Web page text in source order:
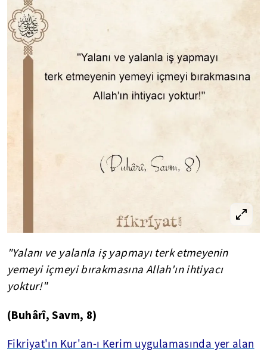
"Yalanı ve yalanla iş yapmayı terk etmeyenin
yemeyi içmeyi bırakmasına Allah'ın ihtiyacı
yoktur!"
(Buhârî, Savm, 8)
Fikriyat'ın Kur'an-ı Kerim uygulamasında yer alan